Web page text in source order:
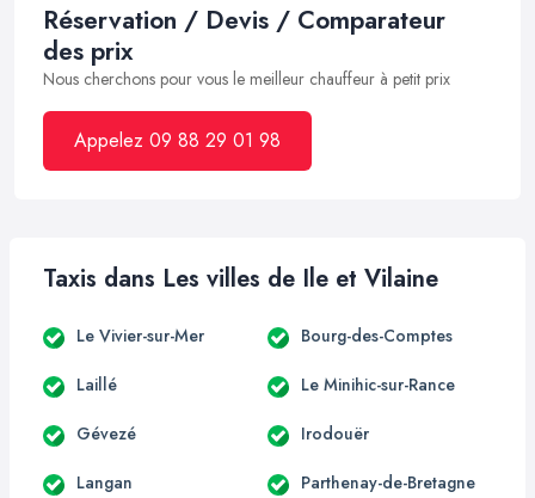
Réservation / Devis / Comparateur
des prix
Nous cherchons pour vous le meilleur chauffeur à petit prix
Appelez 09 88 29 01 98
Taxis dans Les villes de Ile et Vilaine
Le Vivier-sur-Mer Bourg-des-Comptes
Laillé Le Minihic-sur-Rance
Gévezé Irodouër
Langan Parthenay-de-Bretagne